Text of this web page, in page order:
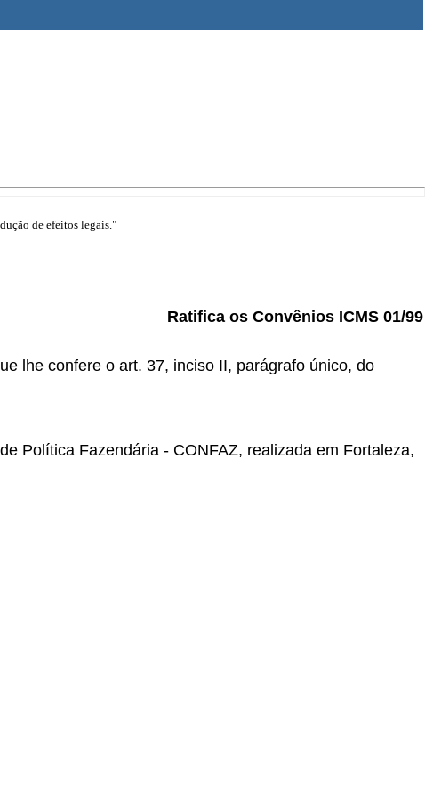
de efeitos legais."
Ratifica os Convênios ICMS 01/99
lhe confere o art. 37, inciso II, parágrafo único, do
Política Fazendária - CONFAZ, realizada em Fortaleza,